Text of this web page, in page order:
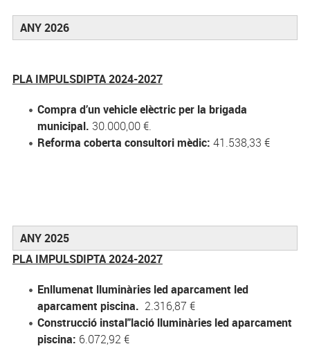
ANY 2026
PLA IMPULSDIPTA 2024-2027
Compra d’un vehicle elèctric per la brigada
municipal. 30.000,00 €.
Reforma coberta consultori mèdic: 41.538,33 €
ANY 2025
PLA IMPULSDIPTA 2024-2027
Enllumenat lluminàries led aparcament led
aparcament piscina. 2.316,87 €
Construcció instal"lació lluminàries led aparcament
piscina: 6.072,92 €